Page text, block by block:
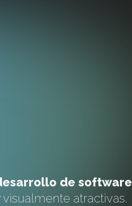
de software
atractivas.